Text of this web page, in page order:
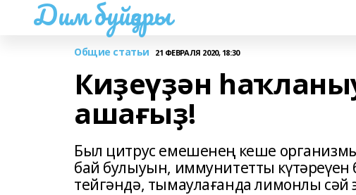
Дим буйҙары
Общие статьи 21 ФЕВРАЛЯ 2020, 18:30
Киҙеүҙән
ашағыҙ!
Был цитрус емешенең кеше
бай булыуын, иммунитетты
тейгәндә, тымаулағанда лимонлы сәй